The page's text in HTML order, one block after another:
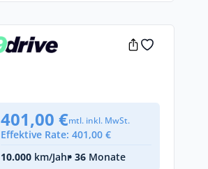
401,00 €mtl. inkl. MwSt.
Effektive Rate: 401,00 €
10.000 km/Jahr• 36 Monate